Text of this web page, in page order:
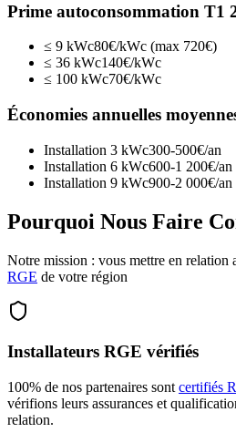
Prime autoconsommation T1
≤ 9 kWc80€/kWc (max 720€)
≤ 36 kWc140€/kWc
≤ 100 kWc70€/kWc
Économies annuelles
Installation 3 kWc300-500€/an
Installation 6 kWc600-1 200€/an
Installation 9 kWc900-2 000€/an
Pourquoi Nous Faire
Notre mission : vous mettre en relation
RGE de votre région
Installateurs RGE vérifiés
100% de nos partenaires sont certifiés
vérifions leurs assurances et
relation.